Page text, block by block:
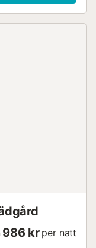
gemensam
986 kr per natt